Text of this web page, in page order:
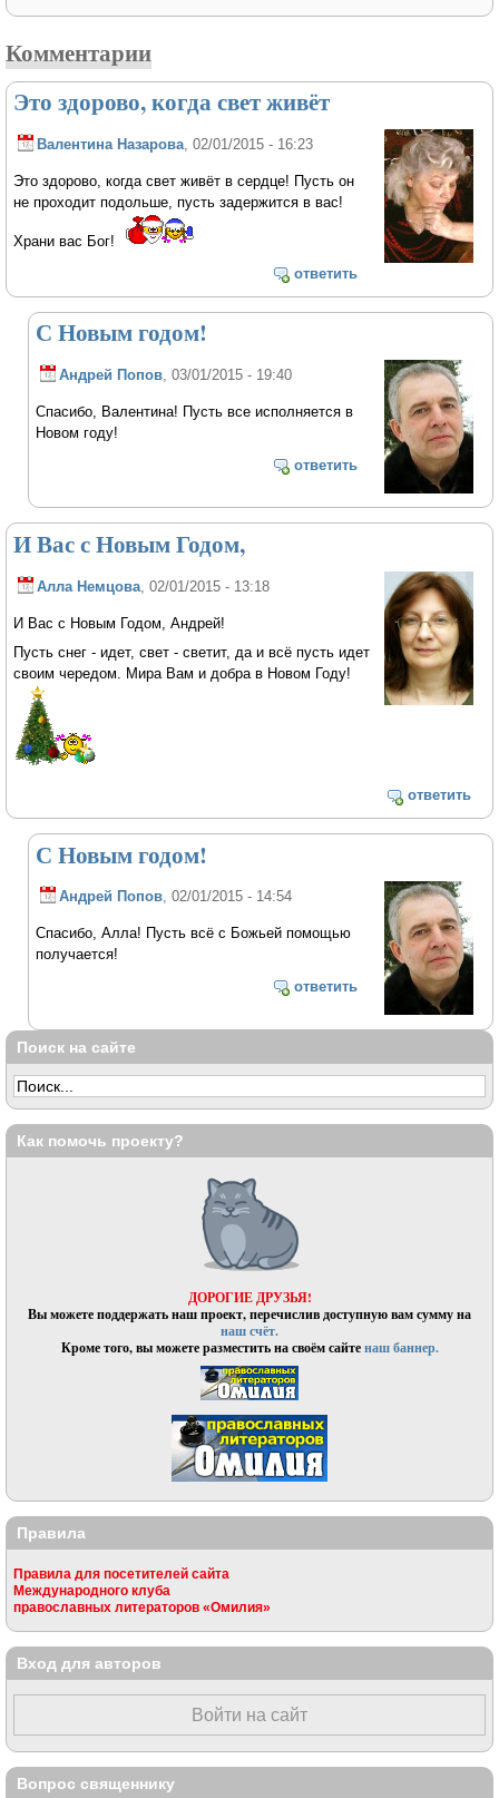
Комментарии
Это здорово, когда свет живёт
Валентина Назарова, 02/01/2015 - 16:23
Это здорово, когда свет живёт в сердце! Пусть он
не проходит подольше, пусть задержится в вас!
Храни вас Бог!
ответить
С Новым годом!
Андрей Попов, 03/01/2015 - 19:40
Спасибо, Валентина! Пусть все исполняется в
Новом году!
ответить
И Вас с Новым Годом,
Алла Немцова , 02/01/2015 - 13:18
И Вас с Новым Годом, Андрей!
Пусть снег - идет, свет - светит, да и всё пусть идет
своим чередом. Мира Вам и добра в Новом Году!
ответить
С Новым годом!
Андрей Попов, 02/01/2015 - 14:54
Спасибо, Алла! Пусть всё с Божьей помощью
получается!
ответить
Поиск на сайте
Как помочь проекту?
ДОРОГИЕ ДРУЗЬЯ!
Вы можете поддержать наш проект, перечислив доступную вам сумму на
наш счёт.
Кроме того, вы можете разместить на своём сайтенаш баннер.
Правила
Правила для посетителей сайта
Международного клуба
православных литераторов «Омилия»
Вход для авторов
Войти на сайт
Вопрос священнику